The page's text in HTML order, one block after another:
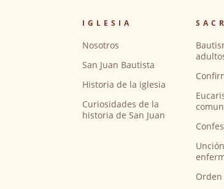
IGLESIA
Nosotros
San Juan Bautista
Historia de la iglesia
Curiosidades de la
historia de San Juan